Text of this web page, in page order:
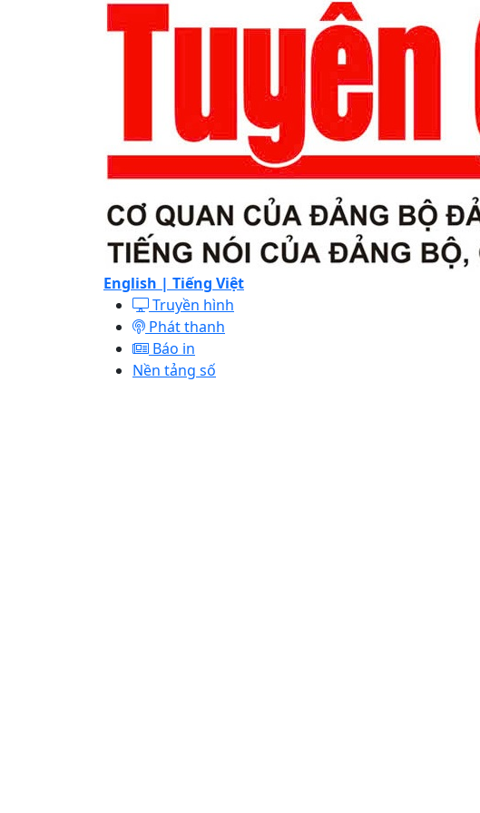
English | Tiếng Việt
Truyền hình
Phát thanh
Báo in
Nền tảng số